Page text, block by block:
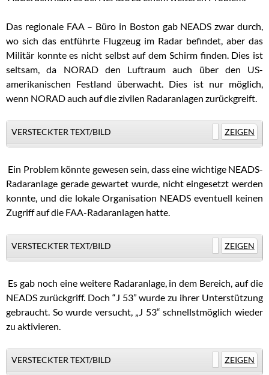
Das regionale FAA – Büro in Boston gab NEADS zwar durch,
wo sich das entführte Flugzeug im Radar befindet, aber das
Militär konnte es nicht selbst auf dem Schirm finden. Dies ist
seltsam, da NORAD den Luftraum auch über den US-
amerikanischen Festland überwacht. Dies ist nur möglich,
wenn NORAD auch auf die zivilen Radaranlagen zurückgreift.
VERSTECKTER TEXT/BILD ZEIGEN
Ein Problem könnte gewesen sein, dass eine wichtige NEADS-
Radaranlage gerade gewartet wurde, nicht eingesetzt werden
konnte, und die lokale Organisation NEADS eventuell keinen
Zugriff auf die FAA-Radaranlagen hatte.
VERSTECKTER TEXT/BILD ZEIGEN
Es gab noch eine weitere Radaranlage, in dem Bereich, auf die
NEADS zurückgriff. Doch “J 53” wurde zu ihrer Unterstützung
gebraucht. So wurde versucht, „J 53“ schnellstmöglich wieder
zu aktivieren.
VERSTECKTER TEXT/BILD ZEIGEN